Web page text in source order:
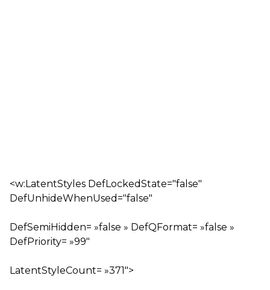
<w:LatentStyles DefLockedState="false"
DefUnhideWhenUsed="false"
DefSemiHidden= »false » DefQFormat= »false »
DefPriority= »99″
LatentStyleCount= »371″>